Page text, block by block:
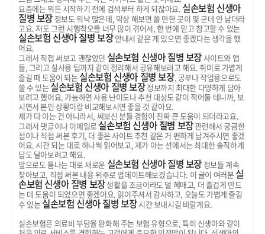
요즘에는 뭐든 시작하기 전에 검색부터 하게 되잖아요. 실손보험 신생아
질병 보장 정보도 워낙 많은데, 막상 해보면 쓸 만한 곳이 몇 군데 안 남더라
고요. 저도 그런 시행착오를 너무 많이 겪어서, 한 번에 믿고 참고할 수 있는
실손보험 신생아 질병 보장안내서 같은 게 있으면 좋겠다는 생각을 했
어요.
그래서 직접 써보고 괜찮았던 실손보험 신생아 질병 보장사이트와 앱
들, 그리고 실사용 팁까지 같이 정리해서 공유해보려고 해요. 취미로 가볍게
즐길 때 도움이 되는실손보험 신생아 질병 보장, 공부나 작업용으로도
쓸 수 있는실손보험 신생아 질병 보장정보까지 최대한 다양하게 담아
보려고 했어요. 가능하면 사용 난이도나 추천 대상도 같이 적어둘 테니까, 보
시면서 본인 상황이랑 비교해보시면 좋을 것 같아요.
제가 다 아는 건 아니라서, 써보신 분들 경험이 진짜 큰 도움이 되더라고요.
그래서 댓글이나 이메일로 실손보험 신생아 질병 보장관련해서 궁금한
점이나 직접 써본 후기, 더 좋은 사이트 추천 같은 거 편하게 남겨주시면 좋겠
어요. 시간 되는 대로 하나씩 읽어보고, 제가 아는 선에서는 최대한 솔직하게
답도 달아보려고 해요.
앞으로도 틈나는 대로 새로운 실손보험 신생아 질병 보장 정보들 계속
찾아보고, 직접 써본 내용 위주로 업데이트해보겠습니다. 이 글이 여러분실
손보험 신생아 질병 보장생활을 조금이라도 덜 헤매고, 더 즐겁게 만드
는 데 도움이 되었으면 좋겠어요. 읽어주셔서 감사하고, 오늘도 가볍게 즐길
수 있는 실손보험 신생아 질병 보장시간 보내시길 바랄게요.
실손보험은 의료비 부담을 완화해 주는 보험 유형으로, 특히 신생아와 같이